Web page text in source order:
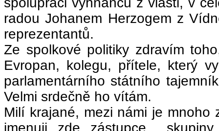
radou Johanem Herzogem z
reprezentantů.
Ze spolkové politiky zdravím
Evropan, kolegu, přítele, který
parlamentárního státního
Velmi srdečně ho vítám.
Milí krajané, mezi námi je mnoho
jmenuji zde zástupce skupiny